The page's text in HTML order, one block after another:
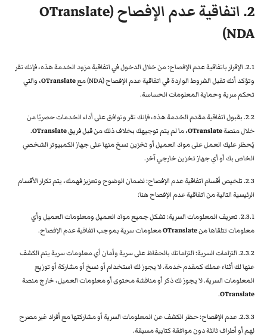
2. اتفاقية عدم الإفصاح (
OTranslate
NDA)
2.1. الإقرار باتفاقية عدم الإفصاح: من خلال الدخول في اتفاقية مزود الخدمة هذه، فإنك تقر
وتؤكد أنك تقبل الشروط الواردة في اتفاقية عدم الإفصاح (NDA) مع
OTranslate، والتي
تحكم سرية وحماية المعلومات الحساسة.
2.2. بقبول اتفاقية مقدم الخدمة هذه، فإنك تقر وتوافق على أداء الخدمات حصريًا من
خلال منصةOTranslate، ما لم يتم توجيهك بخلاف ذلك من قبل فريقOTranslate
.
يُحظر عليك العمل على مواد العميل أو تخزين نسخ منها على جهاز الكمبيوتر الشخصي
الخاص بك أو أي جهاز تخزين خارجي آخر.
2.3. تلخيص أقسام اتفاقية عدم الإفصاح: لضمان الوضوح وتعزيز فهمك، يتم تكرار الأقسام
الرئيسية التالية من اتفاقية عدم الإفصاح هنا:
2.3.1. تعريف المعلومات السرية: تشكل جميع مواد العميل ومعلومات العميل وأي
معلومات تتلقاها منOTranslateمعلومات سرية بموجب اتفاقية عدم الإفصاح.
2.3.2. التزامات السرية: التزاماتك بالحفاظ على سرية وأمان أي معلومات سرية يتم الكشف
عنها لك أثناء عملك كمقدم خدمة. لا يجوز لك استخدام أو نسخ أو مشاركة أو توزيع
المعلومات السرية. لا يجوز لك ذكر أو مناقشة محتوى أو معلومات العميل، خارج منصة
OTranslate
.
2.3.3. عدم الإفصاح: حظر الكشف عن المعلومات السرية أو مشاركتها مع أفراد غير مصرح
لهم أو أطراف ثالثة دون موافقة كتابية مسبقة.